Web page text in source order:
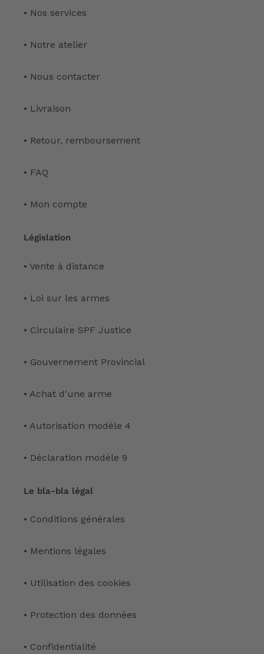
• Nos services
• Notre atelier
• Nous contacter
• Livraison
• Retour, remboursement
• FAQ
• Mon compte
Législation
• Vente à distance
• Loi sur les armes
• Circulaire SPF Justice
• Gouvernement Provincial
• Achat d'une arme
• Autorisation modèle 4
• Déclaration modèle 9
Le bla-bla légal
• Conditions générales
• Mentions légales
• Utilisation des cookies
• Protection des données
• Confidentialité